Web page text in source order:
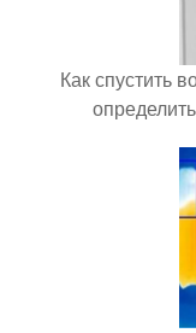
Как спустить